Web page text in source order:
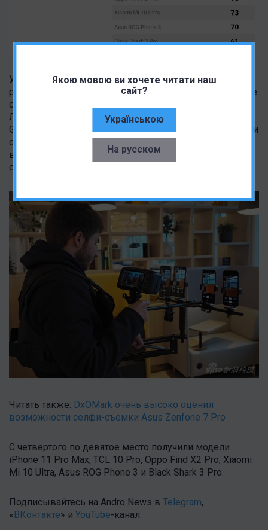
Якою мовою ви хочете читати наш
сайт?
Українською
На русском
Уже опубликованы первые результаты и составлен
рейтинг, куда вошли девять моделей. В первой тройке
сразу два места сумели отвевать флагманы Samsung.
Лучшим с результатом 89 баллов признан дисплей у
Galaxy Note 20 Ultra 5G, а на третьем месте с 87 баллами
оказался Galaxy S20 Ultra 5G. На вторую строчку смог
взгромоздиться OnePlus 8 Pro, который получил от
специалистов DxOMark 88 баллов.
Читать также: DxOMark очень высоко оценил
возможности селфи-съемки Asus Zenfone 7 Pro
С четвертого по девятое место получили модели
iPhone 11 Pro Max, TCL 10 Pro, Oppo Find X2 Pro, Xiaomi
Mi 10 Ultra, Asus ROG Phone 3 и Black Shark 3 Pro.
Подписывайтесь на Andro News в Telegram,
«ВКонтакте» и YouTube-канал.